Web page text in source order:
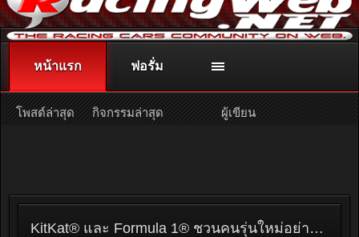
ติดต่อลงโฆษณา racingweb@gmail.comหรือโทร. 081-811-1138
หรืออ่านรายละเอียดเพิ่มเติม คลิกที่นี่
KitKat® และ Formula 1® ชวนคนรุ่นใหม่อย่าลืมที่จะพัก เหมือนนักแข่งที่ต้องเข้าพิตสต็อป เปิดตัวคิทแคทรุ่นลิมิเต็ดรูปรถแข่งพร้อมของพรีเมียมเอ็กซ์คลูซีฟเอาใจแฟนฟอร์มูล่า วัน
หน้าแรก
โพสต์ล่าสุด กิจกรรมล่าสุด ผู้เขียน
ฟอรั่ม